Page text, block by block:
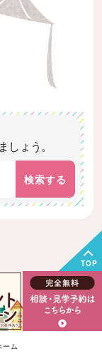
ょう。
検索する
TOP
ーム